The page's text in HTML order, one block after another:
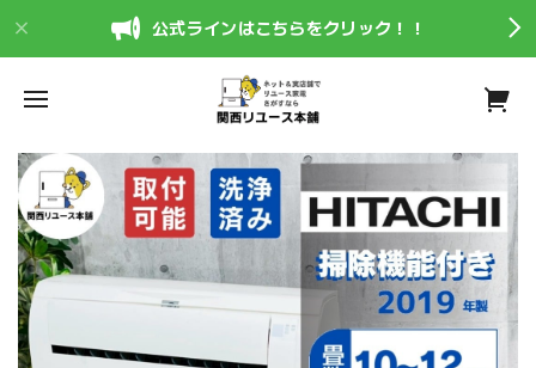
公式ラインはこちらをクリック！！